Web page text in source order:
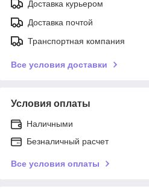
Доставка курьером
Доставка почтой
Транспортная компания
Все условия доставки
Условия оплаты
Наличными
Безналичный расчет
Все условия оплаты